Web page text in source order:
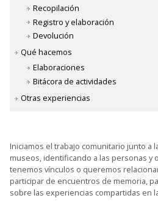
Recopilación
Registro y elaboración
Devolución
Qué hacemos
Elaboraciones
Bitácora de actividades
Otras experiencias
Iniciamos el trabajo comunitario junto a
museos, identificando a las personas y
tenemos vínculos o queremos
participar de encuentros de memoria,
sobre las experiencias compartidas en